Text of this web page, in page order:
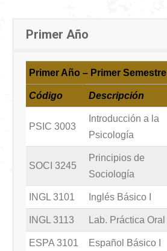
Primer Año
Primer Año – Primer Semestre
Código Descripción
PSIC 3003
Introducción a la
Psicología
SOCI 3245
Principios de
Sociología
INGL 3101 Inglés Básico I
INGL 3113 Lab. Práctica Oral
ESPA 3101 Español Básico I